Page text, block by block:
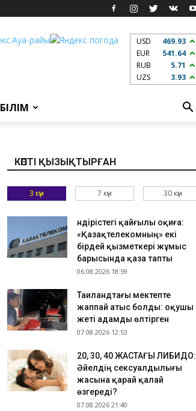
USD
469.93
EUR
541.64
RUB
5.71
UZS
3.93
БІЛІМ
КӨПТІ ҚЫЗЫҚТЫРҒАН
3 күн 7 күн 30 күн
Өндірістегі қайғылы оқиға:
«Қазақтелекомның» екі
бірдей қызметкері жұмыс
барысында қаза тапты
06.08.2026 18:59
Таиландтағы мектепте
жаппай атыс болды: оқушы
жеті адамды өлтірген
07.08.2026 12:53
​20, 30, 40 ЖАСТАҒЫ ЛИБИДО:
Әйелдің сексуалдылығы
жасына қарай қалай
өзгереді?
07.08.2026 21:40